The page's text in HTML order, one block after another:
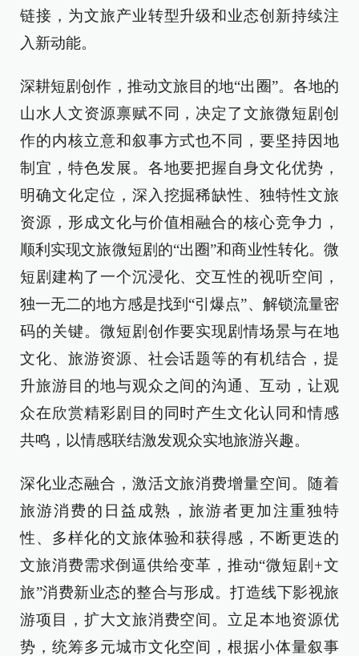
链接，为文旅产业转型升级和业态创新持续注
入新动能。
深耕短剧创作，推动文旅目的地“出圈”。各地的
山水人文资源禀赋不同，决定了文旅微短剧创
作的内核立意和叙事方式也不同，要坚持因地
制宜，特色发展。各地要把握自身文化优势，
明确文化定位，深入挖掘稀缺性、独特性文旅
资源，形成文化与价值相融合的核心竞争力，
顺利实现文旅微短剧的“出圈”和商业性转化。微
短剧建构了一个沉浸化、交互性的视听空间，
独一无二的地方感是找到“引爆点”、解锁流量密
码的关键。微短剧创作要实现剧情场景与在地
文化、旅游资源、社会话题等的有机结合，提
升旅游目的地与观众之间的沟通、互动，让观
众在欣赏精彩剧目的同时产生文化认同和情感
共鸣，以情感联结激发观众实地旅游兴趣。
深化业态融合，激活文旅消费增量空间。随着
旅游消费的日益成熟，旅游者更加注重独特
性、多样化的文旅体验和获得感，不断更迭的
文旅消费需求倒逼供给变革，推动“微短剧+文
旅”消费新业态的整合与形成。打造线下影视旅
游项目，扩大文旅消费空间。立足本地资源优
势，统筹多元城市文化空间，根据小体量叙事